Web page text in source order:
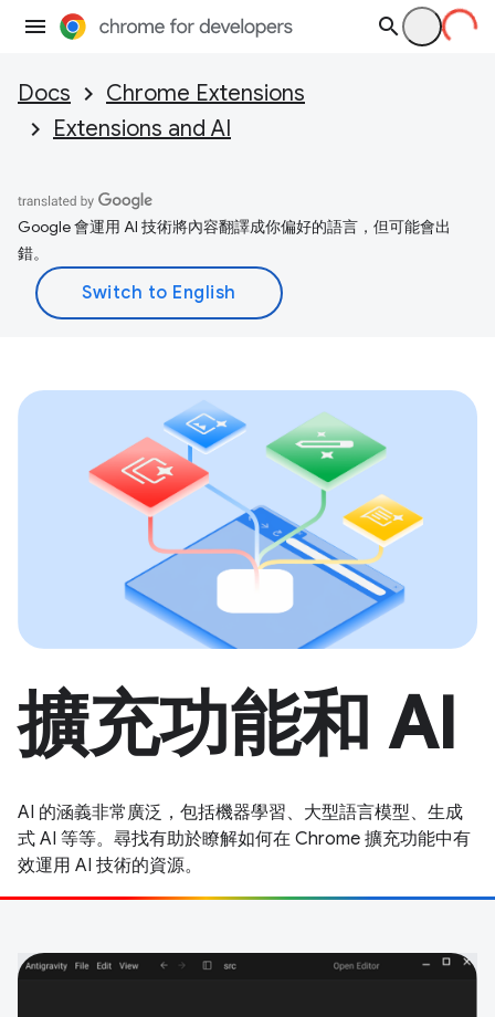
Docs
Chrome Extensions
Extensions and AI
Google 會運用 AI 技術將內容翻譯成你偏好的語言，但可能會出
錯。
擴充功能和 AI
AI 的涵義非常廣泛，包括機器學習、大型語言模型、生成
式 AI 等等。尋找有助於瞭解如何在 Chrome 擴充功能中有
效運用 AI 技術的資源。